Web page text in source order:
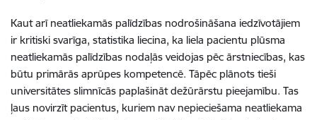
Kaut arī neatliekamās palīdzības nodrošināšana iedzīvotājiem
ir kritiski svarīga, statistika liecina, ka liela pacientu plūsma
neatliekamās palīdzības nodaļās veidojas pēc ārstniecības, kas
būtu primārās aprūpes kompetencē. Tāpēc plānots tieši
universitātes slimnīcās paplašināt dežūrārstu pieejamību. Tas
ļaus novirzīt pacientus, kuriem nav nepieciešama neatliekama